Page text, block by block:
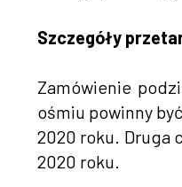
Szczegóły
Zamówienie
ośmiu powinny
2020 roku. Druga
2020 roku.